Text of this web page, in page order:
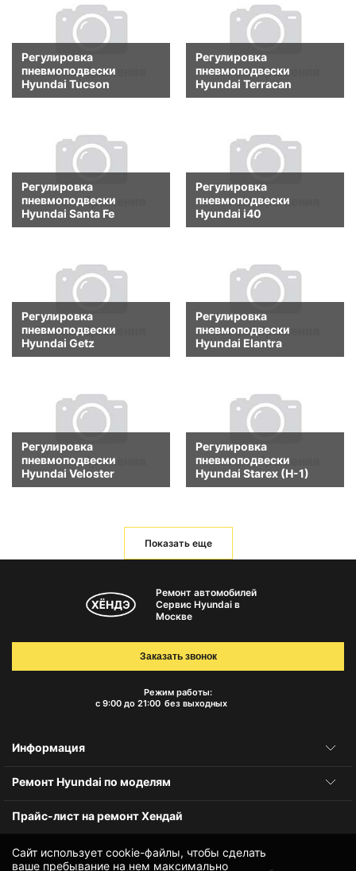
Регулировка
пневмоподвески
Hyundai Tucson
Регулировка
пневмоподвески
Hyundai Terracan
Регулировка
пневмоподвески
Hyundai Santa Fe
Регулировка
пневмоподвески
Hyundai i40
Регулировка
пневмоподвески
Hyundai Getz
Регулировка
пневмоподвески
Hyundai Elantra
Регулировка
пневмоподвески
Hyundai Veloster
Регулировка
пневмоподвески
Hyundai Starex (H-1)
Показать еще
Сайт использует cookie-файлы, чтобы сделать
ваше пребывание на нем максимально
Ремонт автомобилей
Сервис Hyundai в
Москве
Режим работы:
с 9:00 до 21:00 без выходных
Заказать звонок
Информация
Ремонт Hyundai по моделям
Прайс-лист на ремонт Хендай